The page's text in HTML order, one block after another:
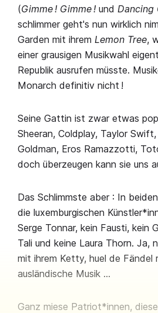
(Gimme ! Gimme !und Dancing
schlimmer geht's nun wirklich
Garden mit ihrem Lemon Tree,
einer grausigen Musikwahl
Republik ausrufen müsste.
Monarch definitiv nicht !
Seine Gattin ist zwar etwas
Sheeran, Coldplay, Taylor
Goldman, Eros Ramazzotti,
doch überzeugen kann sie uns
Das Schlimmste aber : In
die luxemburgischen
Serge Tonnar, kein Fausti, kein
Tali und keine Laura Thorn. Ja,
mit ihrem Ketty, huel de Fändel
ausländische Musik …
Ganz miese Patriot*innen,